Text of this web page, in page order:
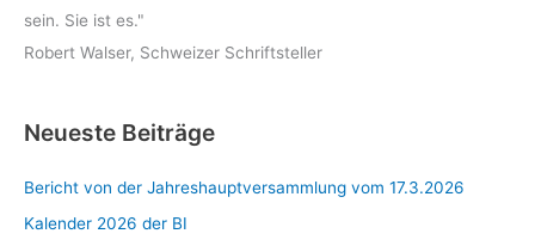
sein. Sie ist es."
Robert Walser, Schweizer Schriftsteller
Neueste Beiträge
Bericht von der Jahreshauptversammlung vom 17.3.2026
Kalender 2026 der BI